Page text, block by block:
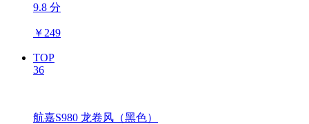
9.8 分
￥ 249
TOP
36
航嘉S980 龙卷风（黑色）